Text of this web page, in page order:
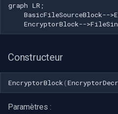
graph LR;
BasicFileSourceBlock--
EncryptorBlock--
Constructeur
EncryptorBlock (
Paramètres :